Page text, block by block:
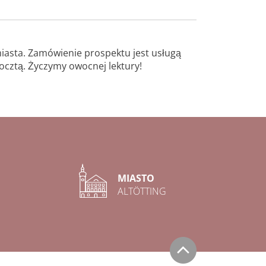
Zamówienie prospektu jest usługą
Życzymy owocnej lektury!
MIASTO
ALTÖTTING